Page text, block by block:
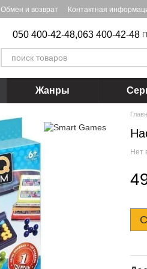
Обмен и возврат Контактная
050 400-42-48,063 400-42-48
Жанры
Нет